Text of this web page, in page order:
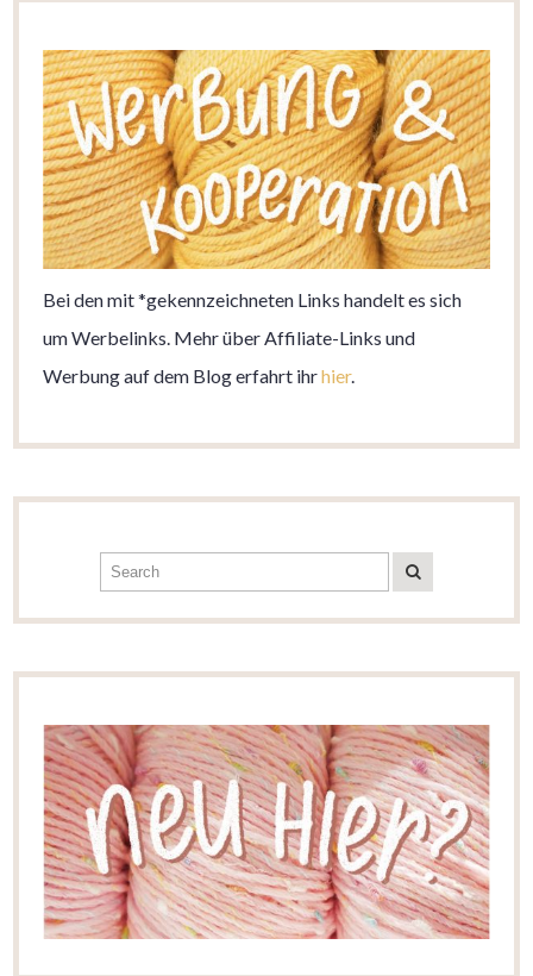
Bei den mit *gekennzeichneten Links handelt es sich
um Werbelinks. Mehr über Affiliate-Links und
Werbung auf dem Blog erfahrt ihrhier.